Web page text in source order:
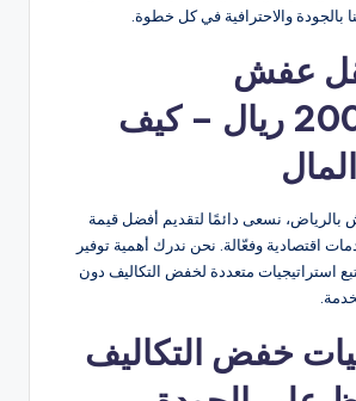
بالجودة والاحترافية في كل خطوة.
عفش
بالرياض200 ريال – كيف
نسعى دائمًا لتقديم أفضل قيمة
اقتصادية وفعّالة. نحن ندرك أهمية توفير
نتبع استراتيجيات متعددة لخفض التكاليف دون
خفض التكاليف